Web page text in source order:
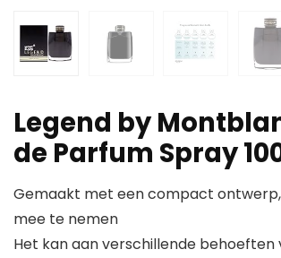
Legend by
de Parfum Spray
Gemaakt met een compact
mee te nemen
Het kan aan verschillende behoeften